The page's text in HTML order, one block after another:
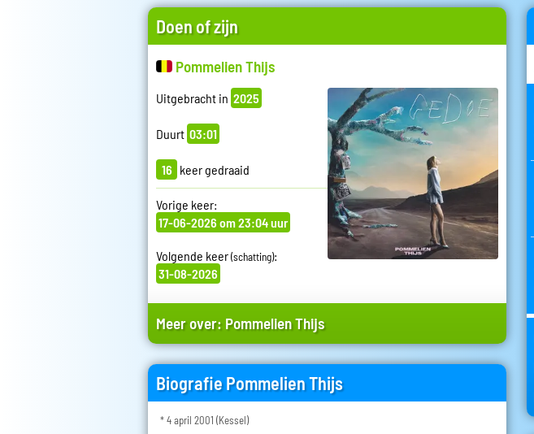
Doen of zijn
Pommelien Thijs
Uitgebracht in 2025
Duurt 03:01
16 keer gedraaid
Vorige keer:
17-06-2026 om 23:04 uur
Volgende keer(schatting):
31-08-2026
Meer over: Pommelien Thijs
Biografie Pommelien Thijs
* 4 april 2001 (Kessel)